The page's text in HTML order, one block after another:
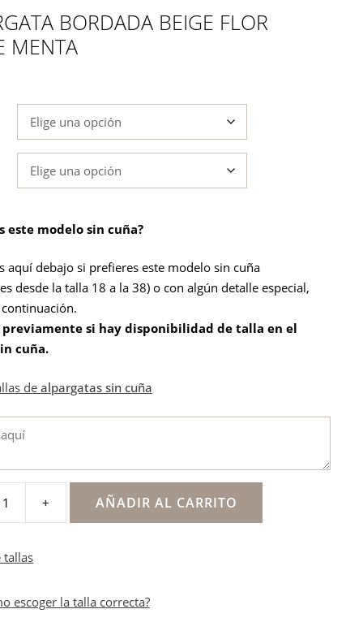
BORDADA BEIGE FLOR
MENTA
este modelo sin cuña?
aquí debajo si prefieres este modelo sin cuña
desde la talla 18 a la 38) o con algún detalle especial,
previamente si hay disponibilidad de talla en el
cuña.
dealpargatas sin cuña
+ AÑADIR AL CARRITO
tallas
escoger la talla correcta?